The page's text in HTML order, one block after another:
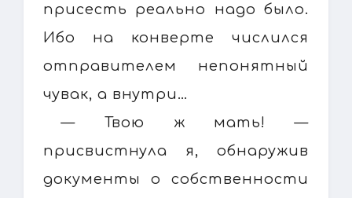
присесть реально надо было.
Ибо на конверте числился
отправителем непонятный
чувак, а внутри…
— Твою ж мать! —
присвистнула я, обнаружив
документы о собственности